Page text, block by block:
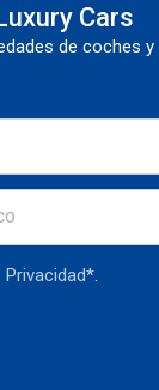
Cars
de coches y
Privacidad*